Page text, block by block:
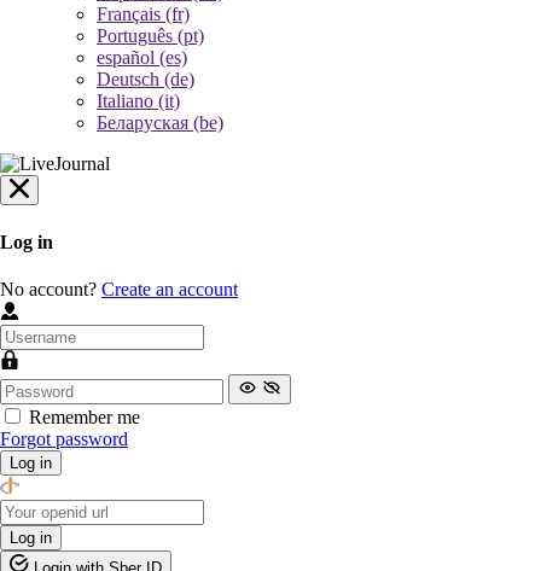
Français (fr)
Português (pt)
español (es)
Deutsch (de)
Italiano (it)
Беларуская (be)
Log in
No account? Create an account
Remember me
Forgot password
Log in
Log in